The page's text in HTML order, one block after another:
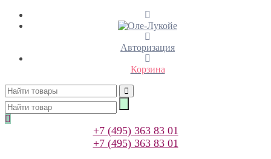
Авторизация
Корзина
+7 (495) 363 83 01
+7 (495) 363 83 01